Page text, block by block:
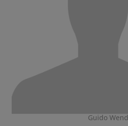
Guido